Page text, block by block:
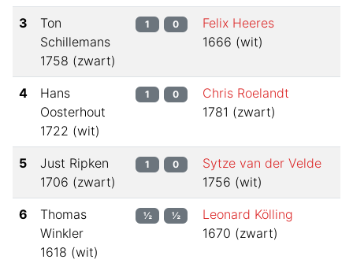
3
Ton
Schillemans
1758 (zwart)
1 0
Felix Heeres
1666 (wit)
4
Hans
Oosterhout
1722 (wit)
1 0
Chris Roelandt
1781 (zwart)
5
Just Ripken
1706 (zwart)
1 0
Sytze van der Velde
1756 (wit)
6
Thomas
Winkler
1618 (wit)
½ ½
Leonard Kölling
1670 (zwart)